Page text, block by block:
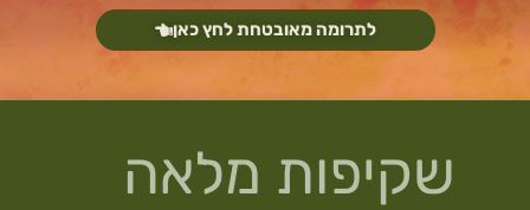
לתרומה מאובטחת לחץ כאן
שקיפות מלאה